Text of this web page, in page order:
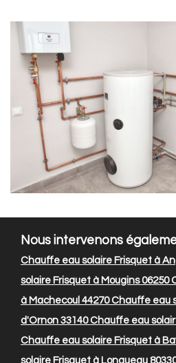
Nous intervenons
Chauffe eau solaire Frisquet à
solaire Frisquet à Mougins 06250
à Machecoul 44270Chauffe eau
d'Ornon 33140Chauffe eau
Chauffe eau solaire Frisquet à
solaire Frisquet à Longueau